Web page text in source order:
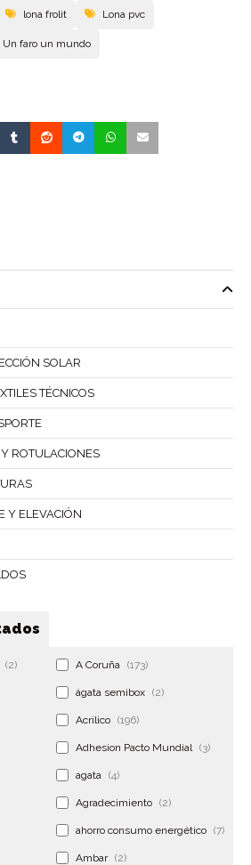
lona frolit Lona pvc
Un faro un mundo
SOLAR
TÉCNICOS
ROTULACIONES
Y ELEVACIÓN
(2) A Coruña (173)
ágata semibox (2)
Acrilico (196)
Adhesion Pacto Mundial (3)
agata (4)
Agradecimiento (2)
ahorro consumo energético (7)
Ambar (2)